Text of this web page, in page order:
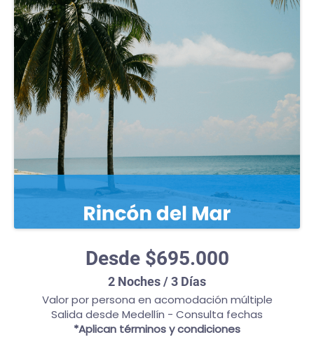
Desde $695.000
2 Noches / 3 Días
Valor por persona en acomodación múltiple
Salida desde Medellín - Consulta fechas
*Aplican términos y condiciones